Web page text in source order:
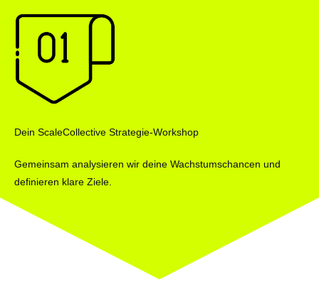
Dein ScaleCollective Strategie-Workshop
Gemeinsam analysieren wir deine Wachstumschancen und
definieren klare Ziele.